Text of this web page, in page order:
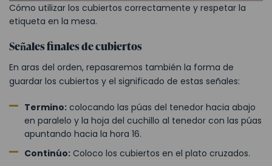
Cómo utilizar los cubiertos correctamente y respetar la
etiqueta en la mesa.
Señales finales de cubiertos
En aras del orden, repasaremos también la forma de
guardar los cubiertos y el significado de estas señales:
Termino: colocando las púas del tenedor hacia abajo
en paralelo y la hoja del cuchillo al tenedor con las púas
apuntando hacia la hora 16.
Continúo: Coloco los cubiertos en el plato cruzados.